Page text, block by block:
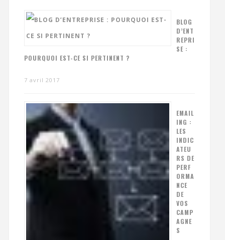
BLOG
D’ENT
REPRI
SE :
POURQUOI EST-CE SI PERTINENT ?
7 avril 2017
EMAIL
ING :
LES
INDIC
ATEU
RS DE
PERF
ORMA
NCE
DE
VOS
CAMP
AGNE
S